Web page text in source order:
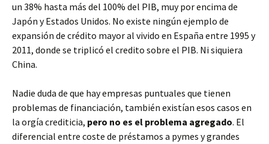
un 38% hasta más del 100% del PIB, muy por encima de
Japón y Estados Unidos. No existe ningún ejemplo de
expansión de crédito mayor al vivido en España entre 1995 y
2011, donde se triplicó el credito sobre el PIB. Ni siquiera
China.
Nadie duda de que hay empresas puntuales que tienen
problemas de financiación, también existían esos casos en
la orgía crediticia, pero no es el problema agregado. El
diferencial entre coste de préstamos a pymes y grandes